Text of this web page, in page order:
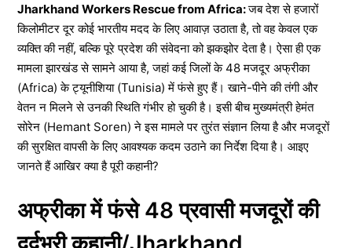
Jharkhand Workers Rescue from Africa:जब देश से हजारों
किलोमीटर दूर कोई भारतीय मदद के लिए आवाज़ उठाता है, तो वह केवल एक
व्यक्ति की नहीं, बल्कि पूरे प्रदेश की संवेदना को झकझोर देता है। ऐसा ही एक
मामला झारखंड से सामने आया है, जहां कई जिलों के 48 मजदूर अफ्रीका
(Africa) के ट्यूनीशिया (Tunisia) में फंसे हुए हैं। खाने-पीने की तंगी और
वेतन न मिलने से उनकी स्थिति गंभीर हो चुकी है। इसी बीच मुख्यमंत्री हेमंत
सोरेन (Hemant Soren) ने इस मामले पर तुरंत संज्ञान लिया है और मजदूरों
की सुरक्षित वापसी के लिए आवश्यक कदम उठाने का निर्देश दिया है। आइए
जानते हैं आखिर क्या है पूरी कहानी?
अफ्रीका में फंसे 48 प्रवासी मजदूरों की